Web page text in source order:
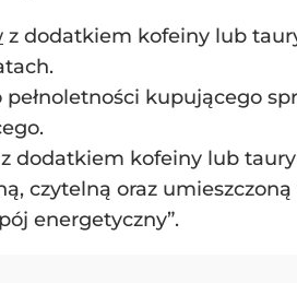
z dodatkiem kofeiny lub
kupującego
dodatkiem kofeiny lub
czytelną oraz
energetyczny”.